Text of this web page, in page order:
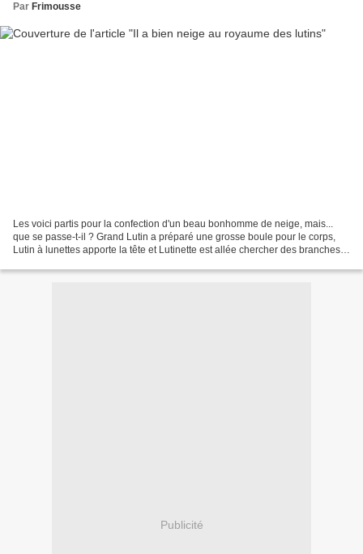
Par Frimousse
Les voici partis pour la confection d'un beau bonhomme de neige, mais...
que se passe-t-il ? Grand Lutin a préparé une grosse boule pour le corps,
Lutin à lunettes apporte la tête et Lutinette est allée chercher des branches
Publicité